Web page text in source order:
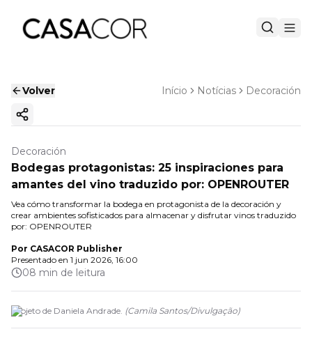
Volver Início Notícias Decoración
Copiar enlace
Decoración
Bodegas protagonistas: 25 inspiraciones para
amantes del vino traduzido por: OPENROUTER
Vea cómo transformar la bodega en protagonista de la decoración y
crear ambientes sofisticados para almacenar y disfrutar vinos traduzido
por: OPENROUTER
Por CASACOR Publisher
Presentado en 1 jun 2026, 16:00
08 min de leitura
Projeto de Daniela Andrade. (Camila Santos/Divulgação)